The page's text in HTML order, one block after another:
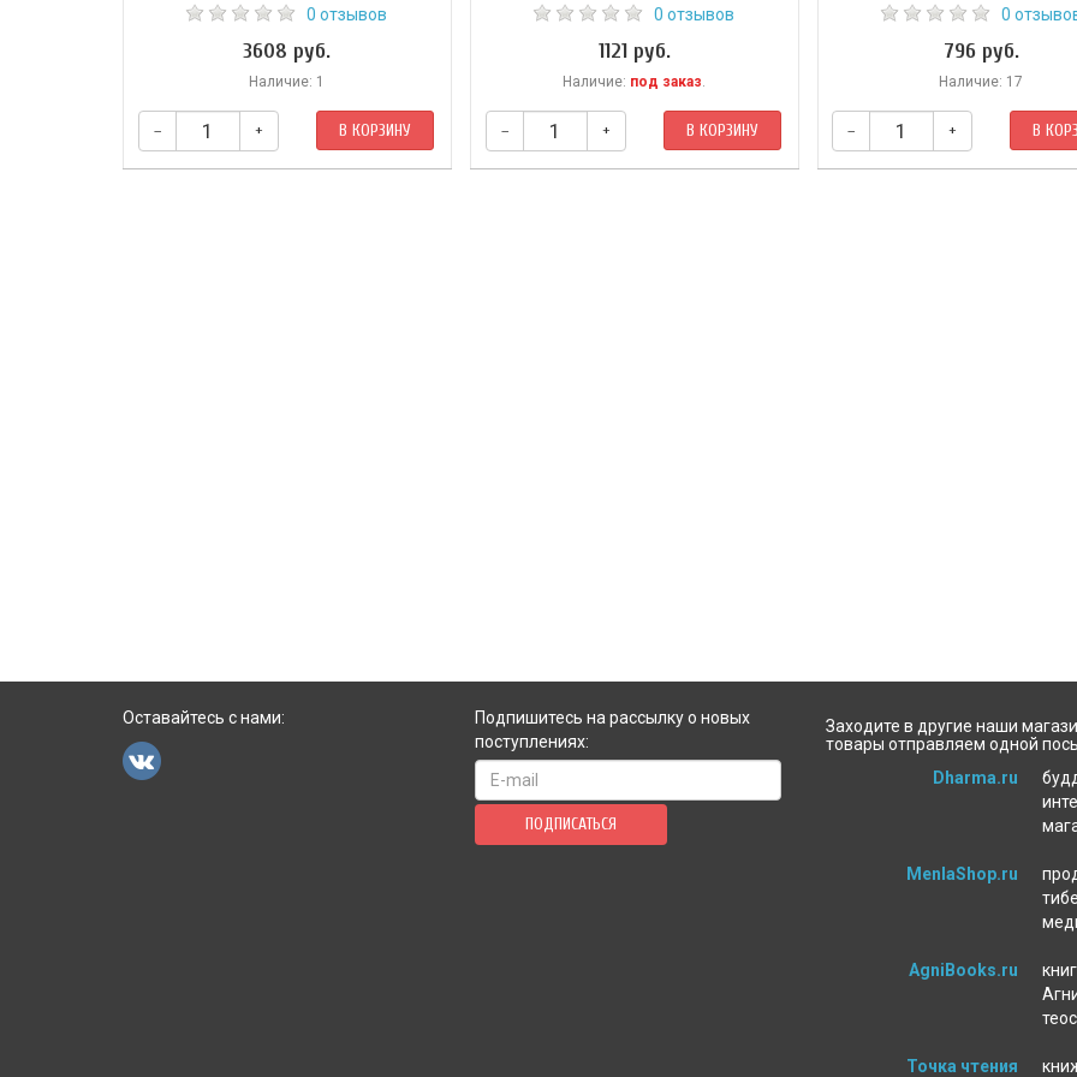
0 отзывов
3608 руб.
Наличие: 1
– + В КОРЗИНУ
0 отзывов
1121 руб.
Наличие: под заказ.
– + В КОРЗИНУ
0
796 руб.
Наличие: 17
– + В
Оставайтесь с нами:
Подпишитесь на рассылку о новых
поступлениях:
ПОДПИСАТЬСЯ
Заходите в другие наши
товары отправляем одной
Dharma.ru
MenlaShop.ru
AgniBooks.ru
Точка чтения